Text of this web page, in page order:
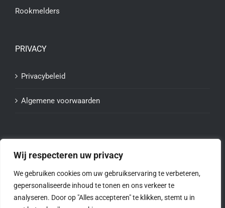
Wij respecteren uw privacy
We gebruiken cookies om uw gebruikservaring te verbeteren,
gepersonaliseerde inhoud te tonen en ons verkeer te
analyseren. Door op "Alles accepteren" te klikken, stemt u in
Rookmelders
PRIVACY
Privacybeleid
Algemene voorwaarden